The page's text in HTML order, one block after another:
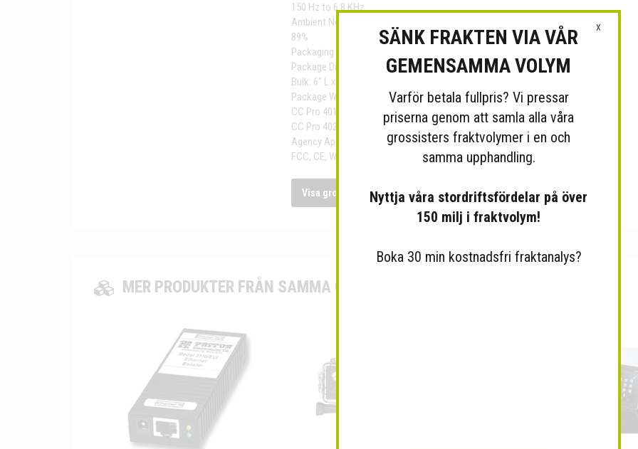
150 Hz to 6.8 KHz
Ambient Noise Suppression
89%
Packaging Specifications
Package Dimensions
Bulk: 6" L x 6" W x 1" H
Package Weight
CC Pro 4010, Bulk: 3.02 oz.
CC Pro 4021, Bulk: 3.82 oz.
Agency Approvals
FCC, CE, WEEE, C-tick
Visa grossistens sida
MER PRODUKTER FRÅN SAMMA GROSSIST
X
SÄNK FRAKTEN VIA VÅR
GEMENSAMMA VOLYM
Varför betala fullpris? Vi pressar
priserna genom att samla alla våra
grossisters fraktvolymer i en och
samma upphandling.
Nyttja våra stordriftsfördelar på över
150 milj i fraktvolym!
Boka 30 min kostnadsfri fraktanalys?